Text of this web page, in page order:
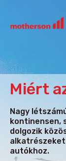
Miért
Nagy
kontinensen,
dolgozik
autókhoz.